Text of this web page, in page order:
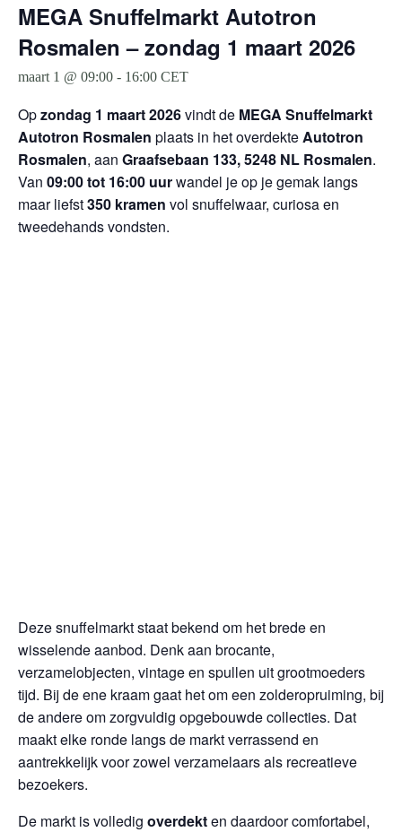
MEGA Snuffelmarkt Autotron
Rosmalen – zondag 1 maart 2026
maart 1 @ 09:00 - 16:00 CET
Opzondag 1 maart 2026vindt de MEGA Snuffelmarkt
Autotron Rosmalen plaats in het overdekteAutotron
Rosmalen, aan Graafsebaan 133, 5248 NL Rosmalen.
Van 09:00 tot 16:00 uurwandel je op je gemak langs
maar liefst350 kramen vol snuffelwaar, curiosa en
tweedehands vondsten.
Deze snuffelmarkt staat bekend om het brede en
wisselende aanbod. Denk aan brocante,
verzamelobjecten, vintage en spullen uit grootmoeders
tijd. Bij de ene kraam gaat het om een zolderopruiming, bij
de andere om zorgvuldig opgebouwde collecties. Dat
maakt elke ronde langs de markt verrassend en
aantrekkelijk voor zowel verzamelaars als recreatieve
bezoekers.
De markt is volledig overdekten daardoor comfortabel,